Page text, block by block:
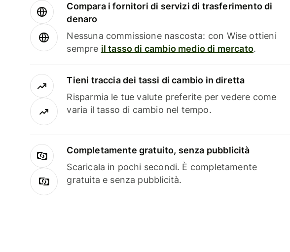
Compara i fornitori di servizi di trasferimento di
denaro
Nessuna commissione nascosta: con Wise ottieni
sempre il tasso di cambio medio di mercato.
Tieni traccia dei tassi di cambio in diretta
Risparmia le tue valute preferite per vedere come
varia il tasso di cambio nel tempo.
Completamente gratuito, senza pubblicità
Scaricala in pochi secondi. È completamente
gratuita e senza pubblicità.